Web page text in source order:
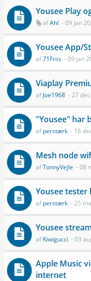
Yousee Play
afAhl - 09 jan
Yousee App/
af71Friis - 09 jan
Viaplay
afJoe1968 - 27
"Yousee" har
afperstærk - 16
Mesh node
afTonnyVejle - 08
Yousee
afperstærk - 25
Yousee
afKiwigucci - 03
Apple Music
internet